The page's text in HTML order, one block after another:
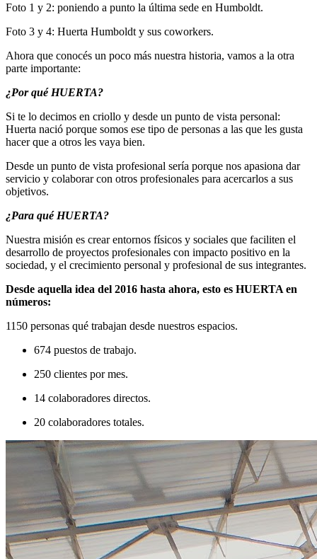
Foto 1 y 2: poniendo a punto la última sede en Humboldt.
Foto 3 y 4: Huerta Humboldt y sus coworkers.
Ahora que conocés un poco más nuestra historia, vamos a la otra
parte importante:
¿Por qué HUERTA?
Si te lo decimos en criollo y desde un punto de vista personal:
Huerta nació porque somos ese tipo de personas a las que les gusta
hacer que a otros les vaya bien.
Desde un punto de vista profesional sería porque nos apasiona dar
servicio y colaborar con otros profesionales para acercarlos a sus
objetivos.
¿Para qué HUERTA?
Nuestra misión es crear entornos físicos y sociales que faciliten el
desarrollo de proyectos profesionales con impacto positivo en la
sociedad, y el crecimiento personal y profesional de sus integrantes.
Desde aquella idea del 2016 hasta ahora, esto es HUERTA en
números:
1150 personas qué trabajan desde nuestros espacios.
674 puestos de trabajo.
250 clientes por mes.
14 colaboradores directos.
20 colaboradores totales.